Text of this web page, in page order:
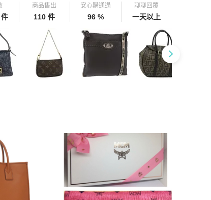
商品售出
110 件
安心購通過
96 %
聊聊回覆
一天以上